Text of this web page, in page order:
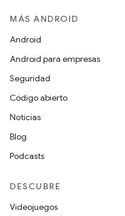
MÁS ANDROID
Android
Android para empresas
Seguridad
Código abierto
Noticias
Blog
Podcasts
DESCUBRE
Videojuegos